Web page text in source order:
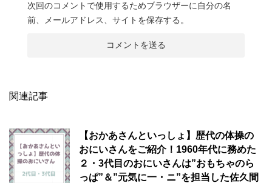
次回のコメントで使用するためブラウザーに自分の名
前、メールアドレス、サイトを保存する。
関連記事
【おかあさんといっしょ】歴代の体操の
おにいさんをご紹介！1960年代に務めた
２・3代目のおにいさんは”おもちゃのら
っぱ”＆”元気に一・ニ”を担当した佐久間